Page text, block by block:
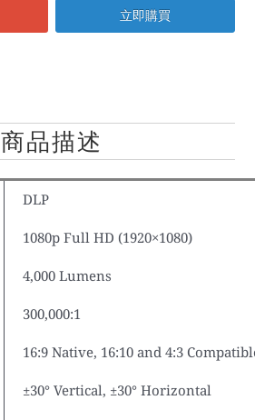
立即購買
商品描述
DLP
1080p Full HD (1920×1080)
4,000 Lumens
300,000:1
16:9 Native, 16:10 and 4:3
±30° Vertical, ±30° Horizontal